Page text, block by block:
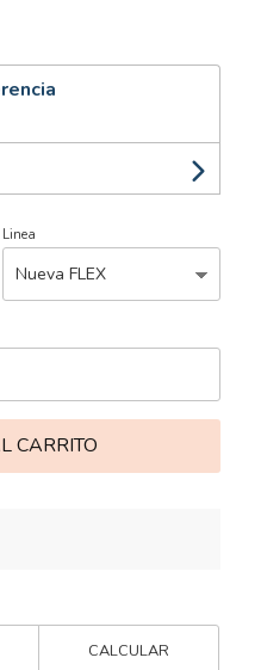
Linea
CARRITO
CALCULAR